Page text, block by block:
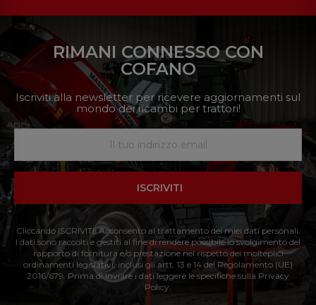
RIMANI CONNESSO CON
COFANO
Iscriviti alla newsletter per ricevere aggiornamenti sul
mondo dei ricambi per trattori!
ISCRIVITI
Cliccando ISCRIVITI: Acconsento al trattamento dei miei dati personali.
I dati sono raccolti e gestiti al fine di rendere possibile lo svolgimento del
rapporto di fornitura e/o prestazione nel rispetto dei molteplici
ordinamenti legislativi, inclusi gli artt. 13 e 14 del Regolamento (UE)
2016/679. Prima di inviare i dati leggere le specifiche sulla Privacy
Policy.